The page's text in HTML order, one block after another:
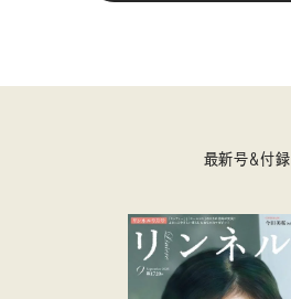
最新号＆付録